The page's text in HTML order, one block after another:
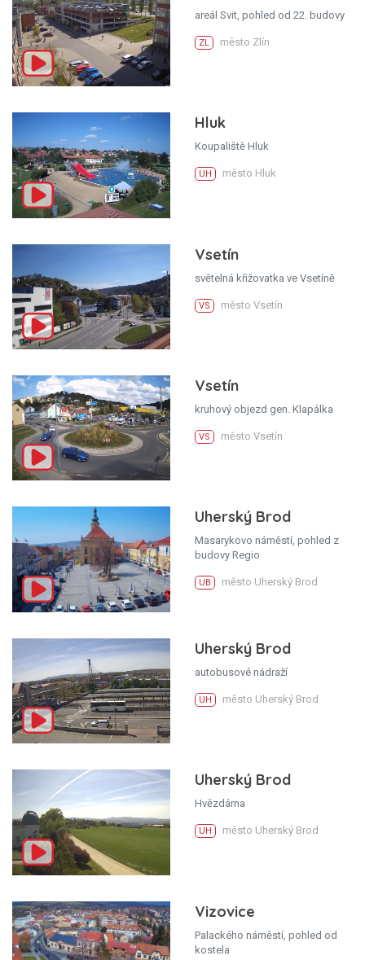
areál Svit, pohled od 22. budovy
ZL město Zlín
Hluk
Koupaliště Hluk
UH město Hluk
Vsetín
světelná křižovatka ve Vsetíně
VS město Vsetín
Vsetín
kruhový objezd gen. Klapálka
VS město Vsetín
Uherský Brod
Masarykovo náměstí, pohled z
budovy Regio
UB město Uherský Brod
Uherský Brod
autobusové nádraží
UH město Uherský Brod
Uherský Brod
Hvězdárna
UH město Uherský Brod
Vizovice
Palackého náměstí, pohled od
kostela